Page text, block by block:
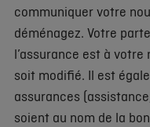
communiquer votre
déménagez. Votre
l’assurance est à
soit modifié. Il est
assurances
soient au nom de la